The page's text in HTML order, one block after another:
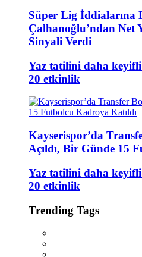
Süper Lig İddialarına
Çalhanoğlu’ndan Net
Sinyali Verdi
Yaz tatilini daha
20 etkinlik
Kayserispor’da
Açıldı, Bir Günde 15
Yaz tatilini daha
20 etkinlik
Trending Tags